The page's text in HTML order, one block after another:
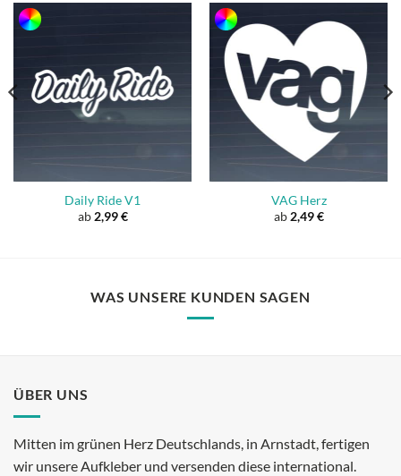
Daily Ride V1
ab 2,99€
VAG Herz
ab 2,49€
WAS UNSERE KUNDEN SAGEN
ÜBER UNS
Mitten im grünen Herz Deutschlands, in Arnstadt, fertigen
wir unsere Aufkleber und versenden diese international.